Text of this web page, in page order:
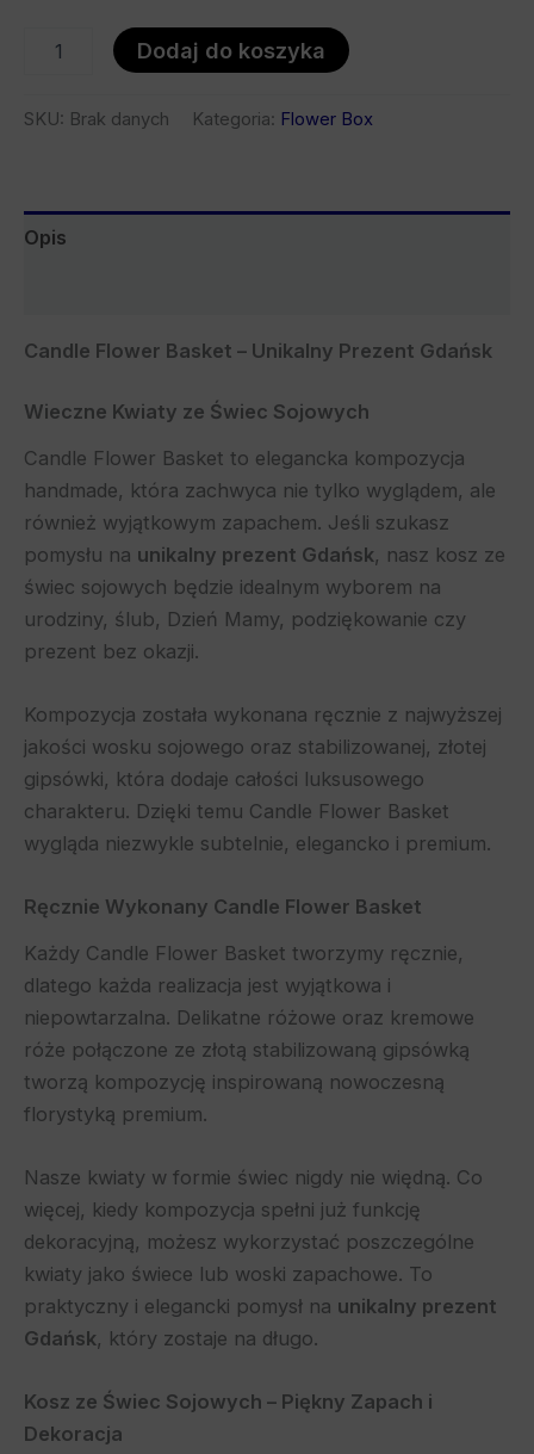
Dodaj do koszyka
SKU: Brak danych Kategoria: Flower Box
Opis
Candle Flower Basket – Unikalny Prezent Gdańsk
Wieczne Kwiaty ze Świec Sojowych
Candle Flower Basket to elegancka kompozycja
handmade, która zachwyca nie tylko wyglądem, ale
również wyjątkowym zapachem. Jeśli szukasz
pomysłu na unikalny prezent Gdańsk, nasz kosz ze
świec sojowych będzie idealnym wyborem na
urodziny, ślub, Dzień Mamy, podziękowanie czy
prezent bez okazji.
Kompozycja została wykonana ręcznie z najwyższej
jakości wosku sojowego oraz stabilizowanej, złotej
gipsówki, która dodaje całości luksusowego
charakteru. Dzięki temu Candle Flower Basket
wygląda niezwykle subtelnie, elegancko i premium.
Ręcznie Wykonany Candle Flower Basket
Każdy Candle Flower Basket tworzymy ręcznie,
dlatego każda realizacja jest wyjątkowa i
niepowtarzalna. Delikatne różowe oraz kremowe
róże połączone ze złotą stabilizowaną gipsówką
tworzą kompozycję inspirowaną nowoczesną
florystyką premium.
Nasze kwiaty w formie świec nigdy nie więdną. Co
więcej, kiedy kompozycja spełni już funkcję
dekoracyjną, możesz wykorzystać poszczególne
kwiaty jako świece lub woski zapachowe. To
praktyczny i elegancki pomysł na unikalny prezent
Gdańsk, który zostaje na długo.
Kosz ze Świec Sojowych – Piękny Zapach i
Dekoracja